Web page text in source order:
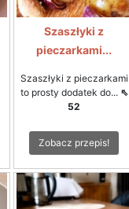
Szaszłyki z
pieczarkami...
Szaszłyki z pieczarkami
to prosty dodatek do... ⇖
52
Zobacz przepis!